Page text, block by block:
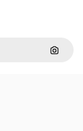
इमेज से